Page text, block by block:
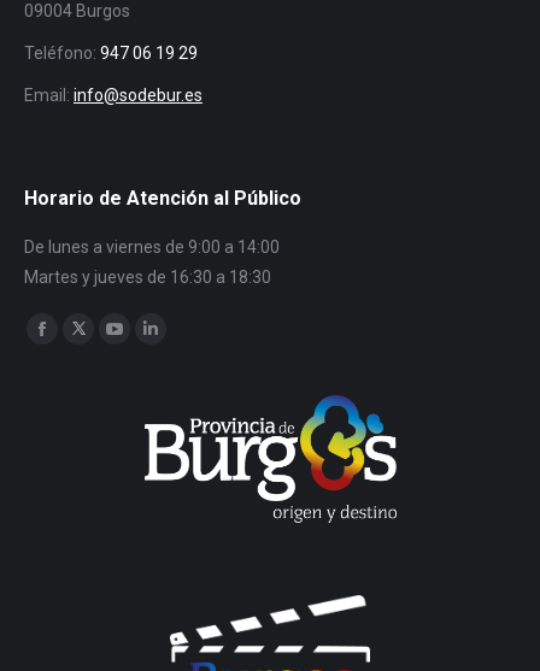
09004 Burgos
Teléfono: 947 06 19 29
Email: info@sodebur.es
Horario de Atención al Público
De lunes a viernes de 9:00 a 14:00
Martes y jueves de 16:30 a 18:30
Encuéntranos en:
Facebook